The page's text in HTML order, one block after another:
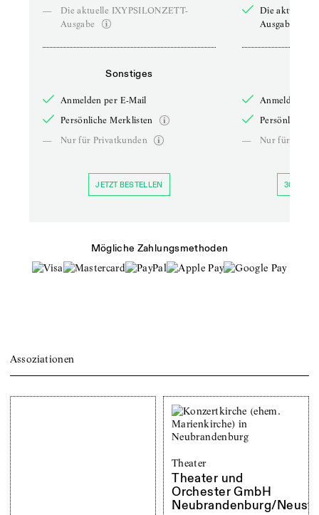
—
Die aktuelle IXYPSILONZETT-
Ausgabe
Sonstiges
Anmelden per E-Mail
Persönliche Merklisten
—
Nur für Privatkunden
JETZT BESTELLEN
Die aktuelle
Ausgabe
Anmelden
Persönliche
—
Nur für
30 TAGE
Mögliche Zahlungsmethoden
Assoziationen
Theater
Theater und
Orchester GmbH
Neubrandenburg/